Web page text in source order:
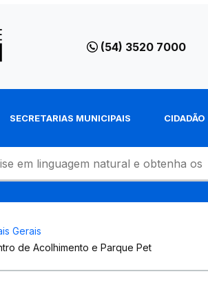
(54) 3520 7000
SECRETARIAS MUNICIPAIS CIDADÃO
Gerais
de Acolhimento e Parque Pet